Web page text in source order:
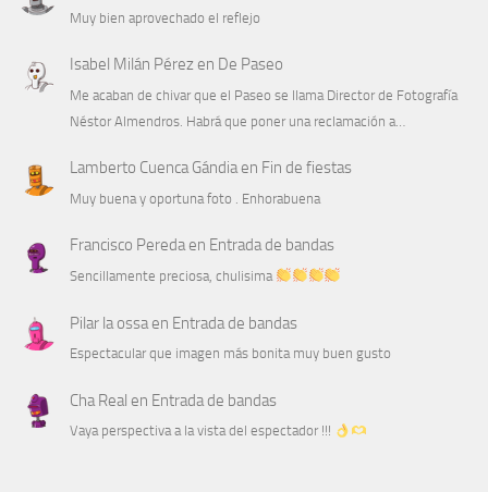
Muy bien aprovechado el reflejo
Isabel Milán Pérezen De Paseo
Me acaban de chivar que el Paseo se llama Director de Fotografía
Néstor Almendros. Habrá que poner una reclamación a…
Lamberto Cuenca Gándiaen Fin de fiestas
Muy buena y oportuna foto . Enhorabuena
Francisco Peredaen Entrada de bandas
Sencillamente preciosa, chulisima
Pilar la ossaen Entrada de bandas
Espectacular que imagen más bonita muy buen gusto
Cha Real en Entrada de bandas
Vaya perspectiva a la vista del espectador !!!